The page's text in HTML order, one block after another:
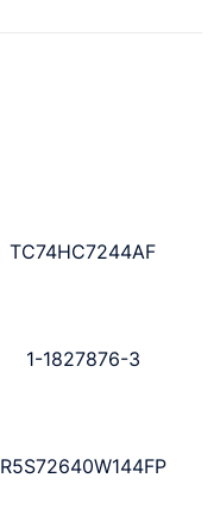
TC74HC7244AF
1-1827876-3
R5S72640W144FP